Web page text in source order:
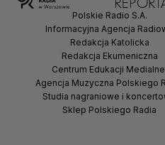
Polskie Radio S.A.
Informacyjna Agencja
Redakcja Katolicka
Redakcja Ekumeniczna
Centrum Edukacji
Agencja Muzyczna Polskiego
Studia nagraniowe i
Sklep Polskiego Radia